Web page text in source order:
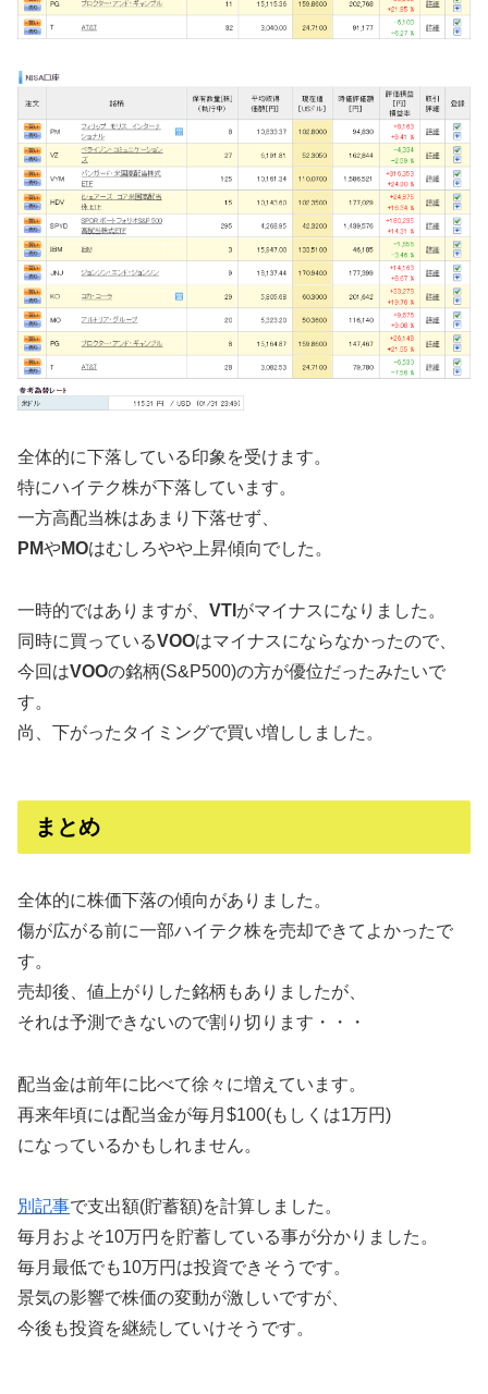
全体的に下落している印象を受けます。
特にハイテク株が下落しています。
一方高配当株はあまり下落せず、
PMやMOはむしろやや上昇傾向でした。
一時的ではありますが、 VTI がマイナスになりました。
同時に買っているVOOはマイナスにならなかったので、
今回はVOOの銘柄(S&P500)の方が優位だったみたいで
す。
尚、下がったタイミングで買い増ししました。
まとめ
全体的に株価下落の傾向がありました。
傷が広がる前に一部ハイテク株を売却できてよかったで
す。
売却後、値上がりした銘柄もありましたが、
それは予測できないので割り切ります・・・
配当金は前年に比べて徐々に増えています。
再来年頃には配当金が毎月$100(もしくは1万円)
になっているかもしれません。
別記事で支出額(貯蓄額)を計算しました。
毎月およそ10万円を貯蓄している事が分かりました。
毎月最低でも10万円は投資できそうです。
景気の影響で株価の変動が激しいですが、
今後も投資を継続していけそうです。